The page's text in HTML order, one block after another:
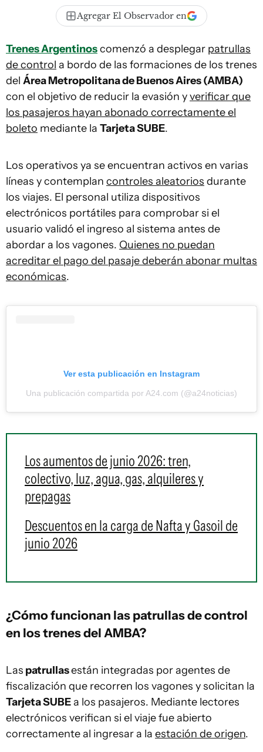
Agregar El Observador en
Trenes Argentinoscomenzó a desplegar patrullas
de control a bordo de las formaciones de los trenes
del Área Metropolitana de Buenos Aires (AMBA)
con el objetivo de reducir la evasión yverificar que
los pasajeros hayan abonado correctamente el
boleto mediante la Tarjeta SUBE.
Los operativos ya se encuentran activos en varias
líneas y contemplan controles aleatorios durante
los viajes. El personal utiliza dispositivos
electrónicos portátiles para comprobar si el
usuario validó el ingreso al sistema antes de
abordar a los vagones. Quienes no puedan
acreditar el pago del pasaje deberán abonar multas
económicas.
Ver esta publicación en Instagram
Una publicación compartida por A24.com (@a24noticias)
Los aumentos de junio 2026: tren,
colectivo, luz, agua, gas, alquileres y
prepagas
Descuentos en la carga de Nafta y Gasoil de
junio 2026
¿Cómo funcionan las patrullas de control
en los trenes del AMBA?
Las patrullasestán integradas por agentes de
fiscalización que recorren los vagones y solicitan la
Tarjeta SUBEa los pasajeros. Mediante lectores
electrónicos verifican si el viaje fue abierto
correctamente al ingresar a la estación de origen.